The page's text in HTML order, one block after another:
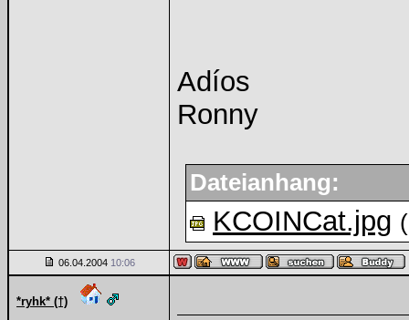
Adíos
Ronny
Dateianhang:
KCOINCat.jpg (
06.04.2004 10:06
*ryhk* (†)